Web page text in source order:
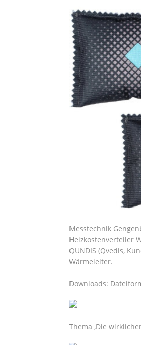
Messtechnik
Heizkostenverteiler
QUNDIS (Qvedis,
Wärmeleiter.
Downloads:
Thema ‚Die